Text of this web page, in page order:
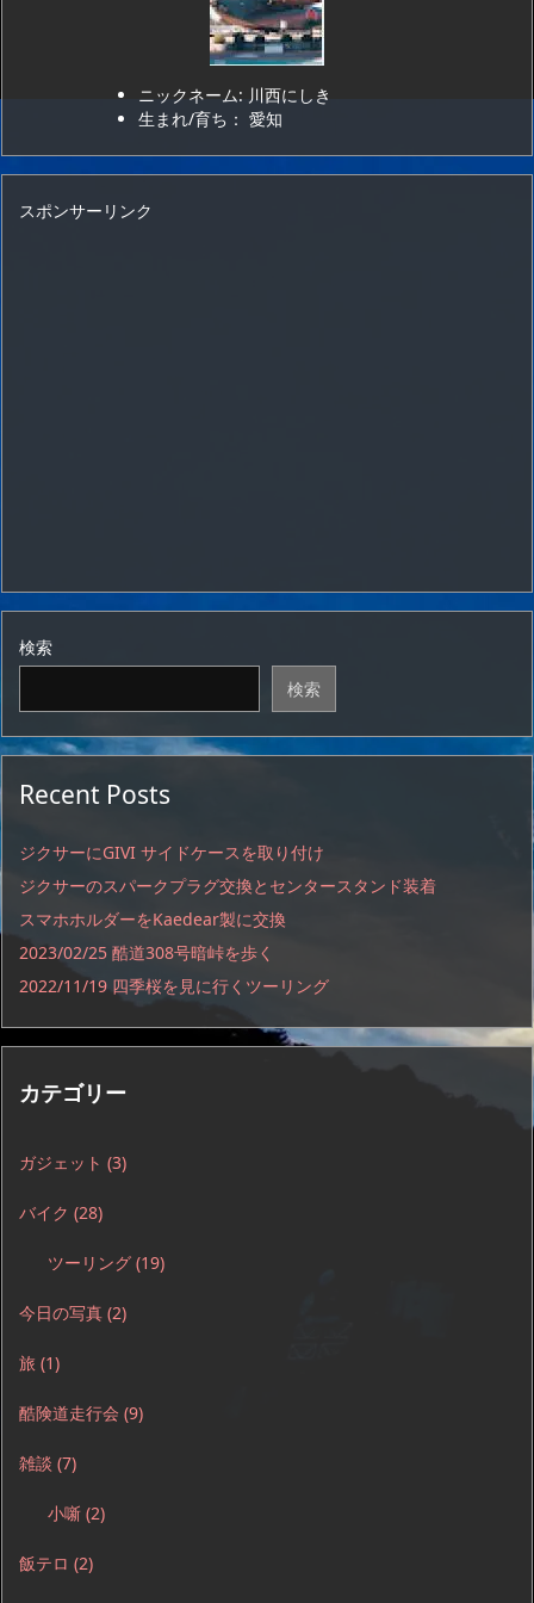
ニックネーム: 川西にしき
生まれ/育ち： 愛知
スポンサーリンク
検索
検索
Recent Posts
ジクサーにGIVI サイドケースを取り付け
ジクサーのスパークプラグ交換とセンタースタンド装着
スマホホルダーをKaedear製に交換
2023/02/25 酷道308号暗峠を歩く
2022/11/19 四季桜を見に行くツーリング
カテゴリー
ガジェット (3)
バイク (28)
ツーリング(19)
今日の写真 (2)
旅 (1)
酷険道走行会 (9)
雑談 (7)
小噺(2)
飯テロ (2)